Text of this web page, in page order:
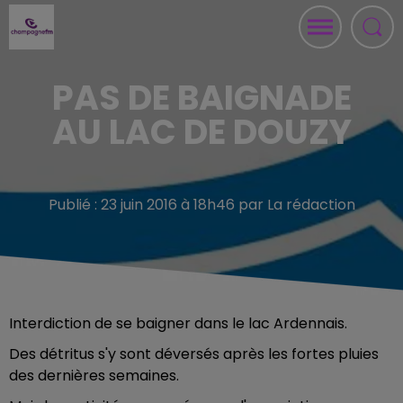
PAS DE BAIGNADE
AU LAC DE DOUZY
Publié : 23 juin 2016 à 18h46 par La rédaction
Interdiction de se baigner dans le lac Ardennais.
Des détritus s'y sont déversés après les fortes pluies
des dernières semaines.